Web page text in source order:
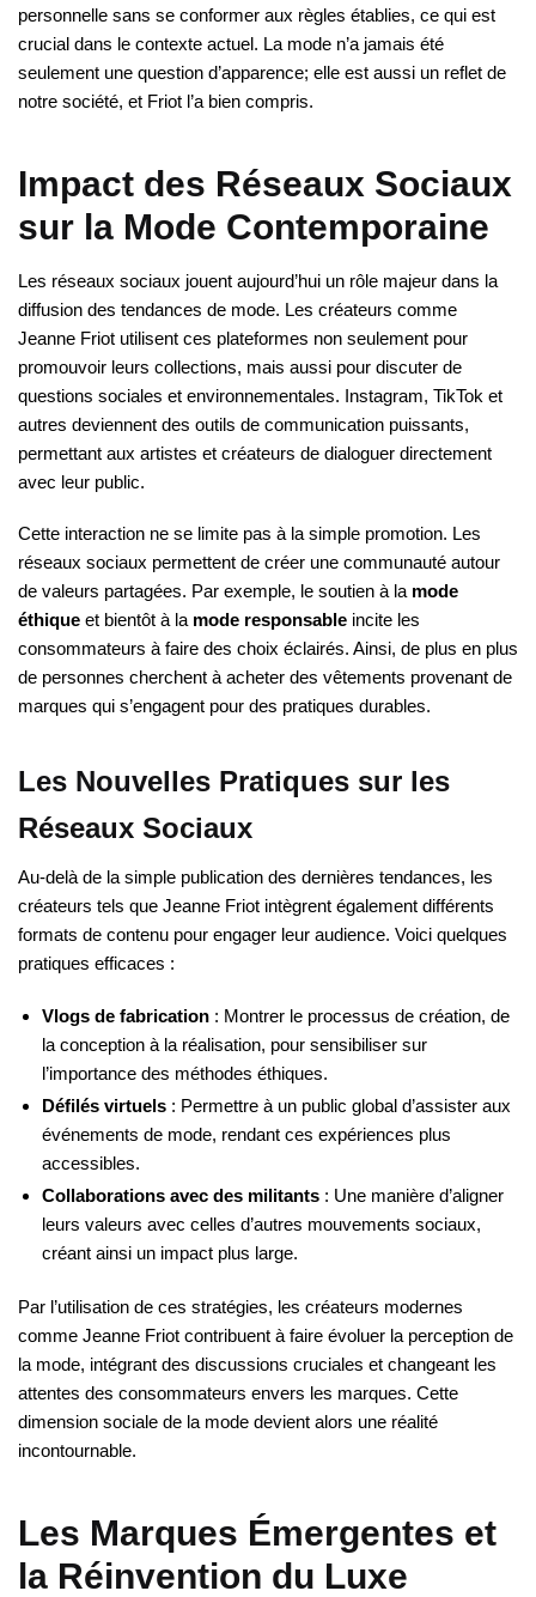
personnelle sans se conformer aux règles établies, ce qui est
crucial dans le contexte actuel. La mode n’a jamais été
seulement une question d’apparence; elle est aussi un reflet de
notre société, et Friot l’a bien compris.
Impact des Réseaux Sociaux
sur la Mode Contemporaine
Les réseaux sociaux jouent aujourd’hui un rôle majeur dans la
diffusion des tendances de mode. Les créateurs comme
Jeanne Friot utilisent ces plateformes non seulement pour
promouvoir leurs collections, mais aussi pour discuter de
questions sociales et environnementales. Instagram, TikTok et
autres deviennent des outils de communication puissants,
permettant aux artistes et créateurs de dialoguer directement
avec leur public.
Cette interaction ne se limite pas à la simple promotion. Les
réseaux sociaux permettent de créer une communauté autour
de valeurs partagées. Par exemple, le soutien à la mode
éthique et bientôt à la mode responsable incite les
consommateurs à faire des choix éclairés. Ainsi, de plus en plus
de personnes cherchent à acheter des vêtements provenant de
marques qui s’engagent pour des pratiques durables.
Les Nouvelles Pratiques sur les
Réseaux Sociaux
Au-delà de la simple publication des dernières tendances, les
créateurs tels que Jeanne Friot intègrent également différents
formats de contenu pour engager leur audience. Voici quelques
pratiques efficaces :
Vlogs de fabrication : Montrer le processus de création, de
la conception à la réalisation, pour sensibiliser sur
l’importance des méthodes éthiques.
Défilés virtuels : Permettre à un public global d’assister aux
événements de mode, rendant ces expériences plus
accessibles.
Collaborations avec des militants : Une manière d’aligner
leurs valeurs avec celles d’autres mouvements sociaux,
créant ainsi un impact plus large.
Par l’utilisation de ces stratégies, les créateurs modernes
comme Jeanne Friot contribuent à faire évoluer la perception de
la mode, intégrant des discussions cruciales et changeant les
attentes des consommateurs envers les marques. Cette
dimension sociale de la mode devient alors une réalité
incontournable.
Les Marques Émergentes et
la Réinvention du Luxe